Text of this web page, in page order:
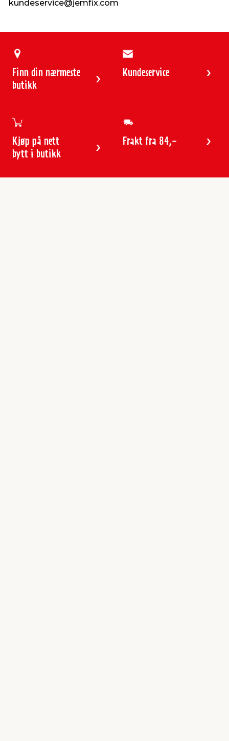
kundeservice@jemfix.com
Finn din nærmeste
butikk
Kundeservice
Kjøp på nett
bytt i butikk
Frakt fra 84,-